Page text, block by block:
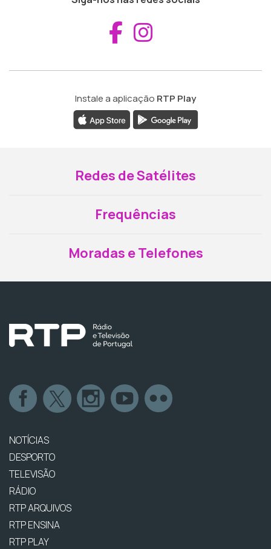
Aceder ao
Instale a aplicação RTP Play
Redes de Satélites
Frequências
Moradas e Telefones
NOTÍCIAS
DESPORTO
TELEVISÃO
RÁDIO
RTP ARQUIVOS
RTP ENSINA
RTP PLAY